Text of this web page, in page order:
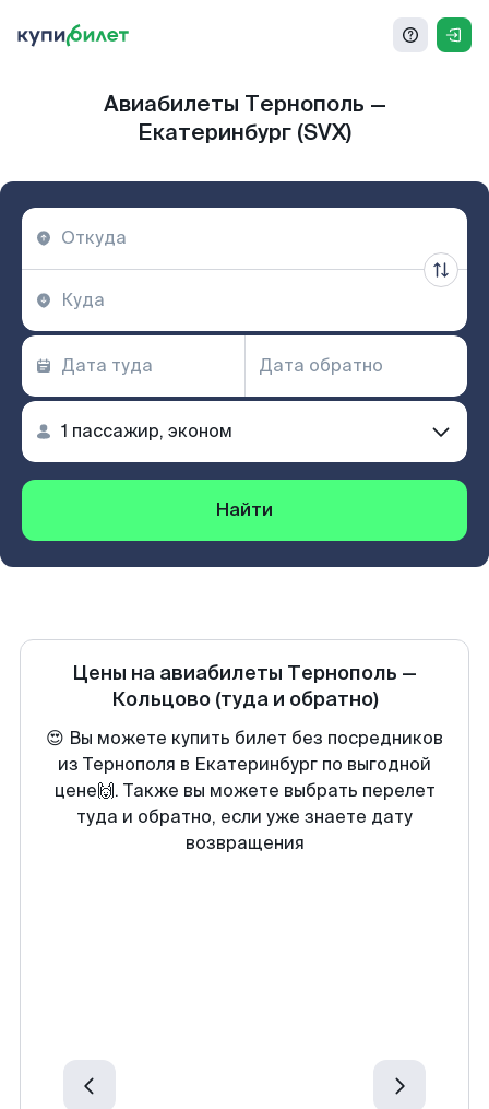
Авиабилеты Тернополь —
Екатеринбург (SVX)
Найти
Цены на авиабилеты Тернополь —
Кольцово (туда и обратно)
😍 Вы можете купить билет без посредников
из Тернополя в Екатеринбург по выгодной
цене🙌. Также вы можете выбрать перелет
туда и обратно, если уже знаете дату
возвращения